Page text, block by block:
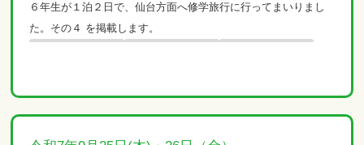
６年生が１泊２日で、仙台方面へ修学旅行に行ってまいりまし
た。その４ を掲載します。